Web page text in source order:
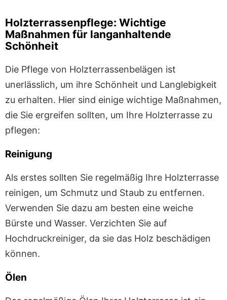
Holzterrassenpflege: Wichtige
Maßnahmen für langanhaltende
Schönheit
Die Pflege von Holzterrassenbelägen ist
unerlässlich, um ihre Schönheit und Langlebigkeit
zu erhalten. Hier sind einige wichtige Maßnahmen,
die Sie ergreifen sollten, um Ihre Holzterrasse zu
pflegen:
Reinigung
Als erstes sollten Sie regelmäßig Ihre Holzterrasse
reinigen, um Schmutz und Staub zu entfernen.
Verwenden Sie dazu am besten eine weiche
Bürste und Wasser. Verzichten Sie auf
Hochdruckreiniger, da sie das Holz beschädigen
können.
Ölen